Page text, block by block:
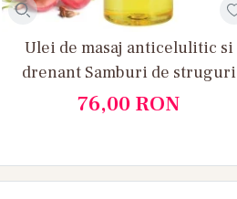
Ulei de masaj anticelulitic si
drenant Samburi de struguri
Yamuna 1 L
76,00 RON